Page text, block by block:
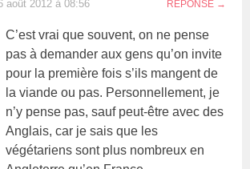
août 2012 à 08:56 RÉPONSE
C’est vrai que souvent, on ne pense
pas à demander aux gens qu’on invite
pour la première fois s’ils mangent de
la viande ou pas. Personnellement, je
n’y pense pas, sauf peut-être avec des
Anglais, car je sais que les
végétariens sont plus nombreux en